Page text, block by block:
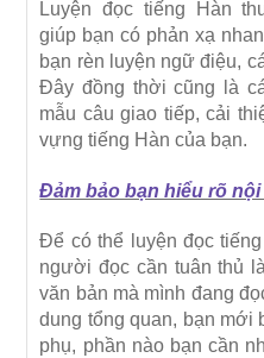
Luyện đọc tiếng Hàn
giúp bạn có phản xạ
bạn rèn luyện ngữ điệu,
Đây đồng thời cũng là
mẫu câu giao tiếp, cải
vựng tiếng Hàn của bạn.
Đảm bảo bạn hiểu rõ
Để có thể luyện đọc
người đọc cần tuân thủ
văn bản mà mình đang
dung tổng quan, bạn mới
phụ, phần nào bạn cần